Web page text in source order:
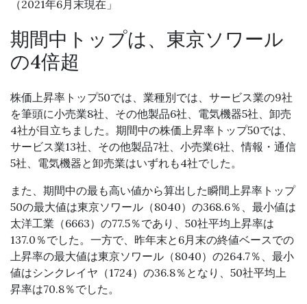
（2021年6月末現在」
期間中トップは、東京ソワール
の4倍超
株価上昇率トップ50では、業種別では、サービス業の9社
を筆頭に小売業8社、その他製品6社、電気機器5社、卸売
4社が目立ちました。期間中の株価上昇率トップ50では、
サービス業13社、その他製品7社、小売業6社、情報・通信
5社、電気機器と卸売業はいずれも4社でした。
また、期間中の最も高い値から算出した瞬間上昇率トップ
50の最大値は東京ソワール（8040）の368.6％、最小値は
太洋工業（6663）の77.5％であり、50社平均上昇率は
137.0％でした。一方で、昨年末と6月末の終値ベースでの
上昇率の最大値は東京ソワール（8040）の264.7％、最小
値はシンクレイヤ（1724）の36.8％となり、50社平均上
昇率は70.8％でした。